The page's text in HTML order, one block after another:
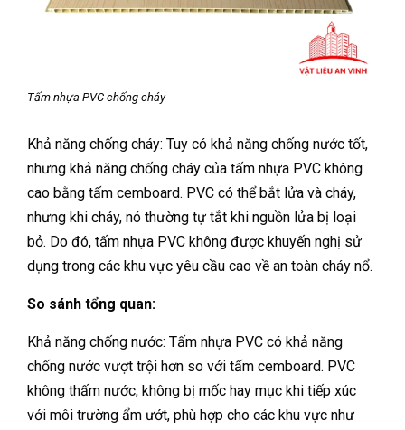
Tấm nhựa PVC chống cháy
Khả năng chống cháy: Tuy có khả năng chống nước tốt,
nhưng khả năng chống cháy của tấm nhựa PVC không
cao bằng tấm cemboard. PVC có thể bắt lửa và cháy,
nhưng khi cháy, nó thường tự tắt khi nguồn lửa bị loại
bỏ. Do đó, tấm nhựa PVC không được khuyến nghị sử
dụng trong các khu vực yêu cầu cao về an toàn cháy nổ.
So sánh tổng quan:
Khả năng chống nước: Tấm nhựa PVC có khả năng
chống nước vượt trội hơn so với tấm cemboard. PVC
không thấm nước, không bị mốc hay mục khi tiếp xúc
với môi trường ẩm ướt, phù hợp cho các khu vực như